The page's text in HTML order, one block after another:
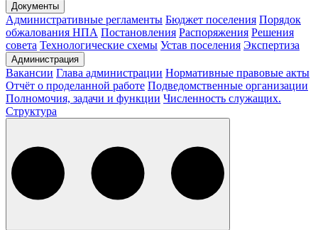
Документы
Административные регламенты Бюджет поселения Порядок
обжалования НПА Постановления Распоряжения Решения
совета Технологические схемы Устав поселения Экспертиза
Администрация
Вакансии Глава администрации Нормативные правовые акты
Отчёт о проделанной работе Подведомственные организации
Полномочия, задачи и функции Численность служащих.
Структура